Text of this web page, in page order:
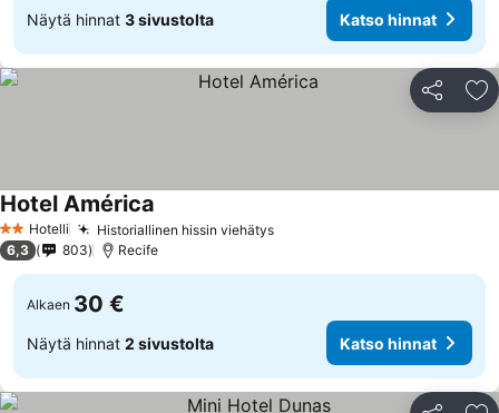
Näytä hinnat 3 sivustolta Katso hinnat
Jaa
2 Tähtiluokitus
Hotelli Historiallinen hissin viehätys
Hotel América
6,3 803 Recife
Alkaen 30 €
Näytä hinnat 2 sivustolta Katso hinnat